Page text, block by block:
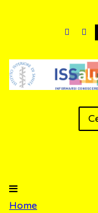
Home